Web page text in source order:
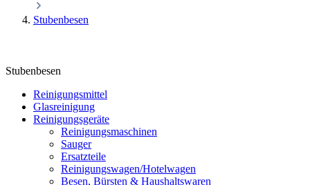
Stubenbesen
Stubenbesen
Reinigungsmittel
Glasreinigung
Reinigungsgeräte
Reinigungsmaschinen
Sauger
Ersatzteile
Reinigungswagen/Hotelwagen
Besen, Bürsten & Haushaltswaren